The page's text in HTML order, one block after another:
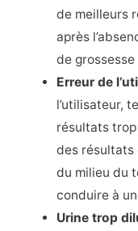
de meilleurs
après
de
Erreur de
l’utilisateur,
résultats
des résultats
du milieu du
conduire à
Urine trop